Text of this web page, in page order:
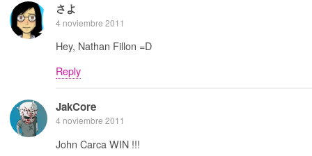
さよ
4 noviembre 2011
Hey, Nathan Fillon =D
Reply
JakCore
4 noviembre 2011
John Carca WIN !!!